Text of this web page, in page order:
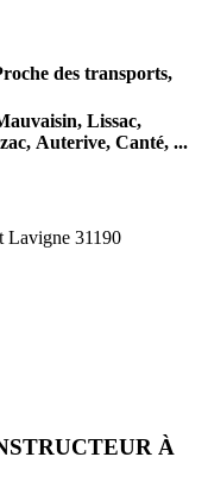
des transports,
Lissac,
Auterive, Canté, ...
Lavigne 31190
À